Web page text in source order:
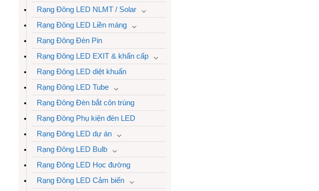
Rạng Đông LED NLMT / Solar
Rạng Đông LED Liền máng
Rạng Đông Đèn Pin
Rạng Đông LED EXIT & khẩn cấp
Rạng Đông LED diệt khuẩn
Rạng Đông LED Tube
Rạng Đông Đèn bắt côn trùng
Rạng Đông Phụ kiện đèn LED
Rạng Đông LED dự án
Rạng Đông LED Bulb
Rạng Đông LED Học đường
Rạng Đông LED Cảm biến